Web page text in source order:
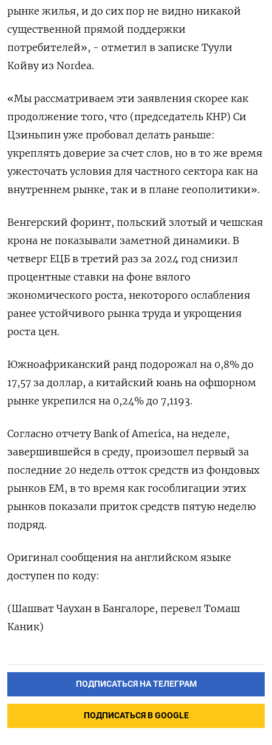
рынке жилья, и до сих пор не видно никакой
существенной прямой поддержки
потребителей», - отметил в записке Туули
Койву из Nordea.
«Мы рассматриваем эти заявления скорее как
продолжение того, что (председатель КНР) Си
Цзиньпин уже пробовал делать раньше:
укреплять доверие за счет слов, но в то же время
ужесточать условия для частного сектора как на
внутреннем рынке, так и в плане геополитики».
Венгерский форинт, польский злотый и чешская
крона не показывали заметной динамики. В
четверг ЕЦБ в третий раз за 2024 год снизил
процентные ставки на фоне вялого
экономического роста, некоторого ослабления
ранее устойчивого рынка труда и укрощения
роста цен.
Южноафриканский ранд подорожал на 0,8% до
17,57 за доллар, а китайский юань на офшорном
рынке укрепился на 0,24% до 7,1193.
Согласно отчету Bank of America, на неделе,
завершившейся в среду, произошел первый за
последние 20 недель отток средств из фондовых
рынков EM, в то время как гособлигации этих
рынков показали приток средств пятую неделю
подряд.
Оригинал сообщения на английском языке
доступен по коду:
(Шашват Чаухан в Бангалоре, перевел Томаш
Каник)
ПОДПИСАТЬСЯ НА ТЕЛЕГРАМ
ПОДПИСАТЬСЯ В GOOGLE